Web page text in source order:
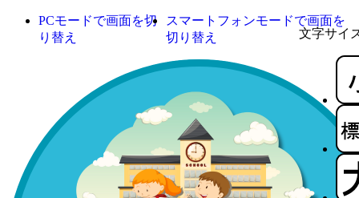
文字サイ
PCモードで画面を切
り替え
スマートフォンモードで画面を
切り替え